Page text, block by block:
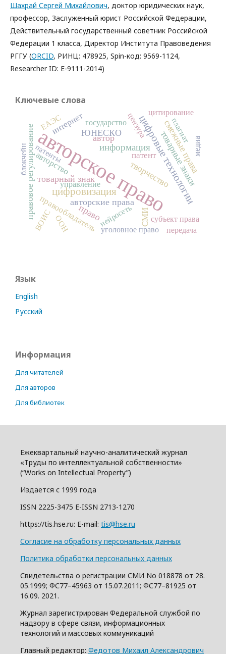
Шахрай Сергей Михайлович, доктор юридических наук,
профессор, Заслуженный юрист Российской Федерации,
Действительный государственный советник Российской
Федерации 1 класса, Директор Института Правоведения
РГГУ (ORCID, РИНЦ: 478925, Spin-код: 9569-1124,
Researcher ID: E-9111-2014)
Ключевые слова
авторское право
цифровизация цифровые технологии
информация
автор
творчество
ЮНЕСКО товарные знаки
товарный знак
смежные права
авторские права
правовое регулирование право
правообладатель
интернет
авторство патент
СМИ
уголовное право
нейросеть субъект права
ВОИС
патенты
государствоцензура
ООН
медиа
плагиат
цитирование
ЕАЭС
блокчейн
управление
передача
Язык
English
Русский
Информация
Для читателей
Для авторов
Для библиотек
Ежеквартальный научно-аналитический журнал
«Труды по интеллектуальной собственности»
(“Works on Intellectual Property”)
Издается с 1999 года
ISSN 2225-3475 E-ISSN 2713-1270
https://tis.hse.ru: E-mail: tis@hse.ru
Согласие на обработку персональных данных
Политика обработки персональных данных
Свидетельства о регистрации СМИ No 018878 от 28.
05.1999; ФС77–45963 от 15.07.2011; ФС77–81925 от
16.09. 2021.
Журнал зарегистрирован Федеральной службой по
надзору в сфере связи, информационных
технологий и массовых коммуникаций
Главный редактор: Федотов Михаил Александрович